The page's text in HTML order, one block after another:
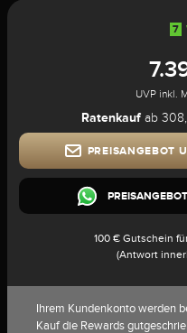
7
UVP inkl.
Ratenkaufab
PREISANGEBOT
100 € Gutschein
(Antwort
Ihrem Kundenkonto werden
Kauf die Rewards